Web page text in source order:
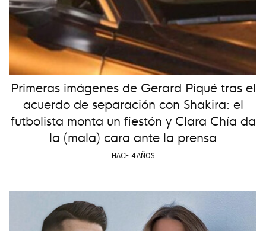
Primeras imágenes de Gerard Piqué tras el
acuerdo de separación con Shakira: el
futbolista monta un fiestón y Clara Chía da
la (mala) cara ante la prensa
HACE 4 AÑOS